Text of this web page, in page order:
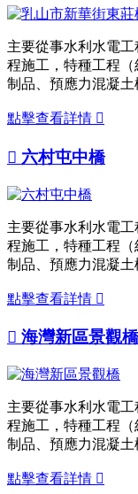
主要從事水利水電
程施工，特種工程
制品、預應力混凝土
點擊查看詳情 
 六村屯中橋
主要從事水利水電
程施工，特種工程
制品、預應力混凝土
點擊查看詳情 
 海灣新區景觀橋
主要從事水利水電
程施工，特種工程
制品、預應力混凝土
點擊查看詳情 